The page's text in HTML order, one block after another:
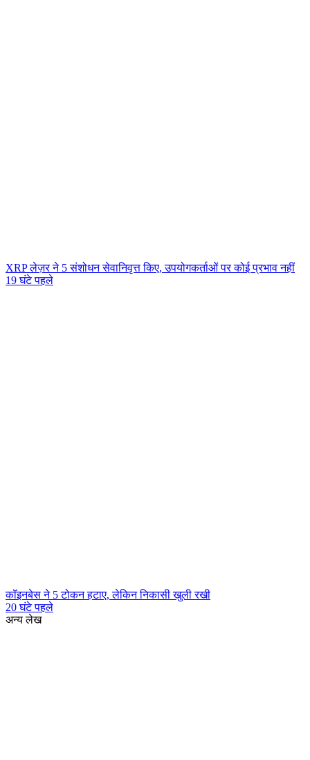
XRP लेज़र ने 5 संशोधन सेवानिवृत्त किए, उपयोगकर्ताओं पर कोई प्रभाव नहीं
19 घंटे पहले
कॉइनबेस ने 5 टोकन हटाए, लेकिन निकासी खुली रखी
20 घंटे पहले
अन्य लेख